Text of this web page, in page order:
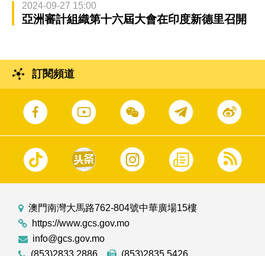
2024-09-27 15:00
亞洲審計組織第十六屆大會在印度新德里召開
訂閱頻道
澳門南灣大馬路762-804號中華廣場15樓
https://www.gcs.gov.mo
info@gcs.gov.mo
(853)2833 2886
(853)2835 5426